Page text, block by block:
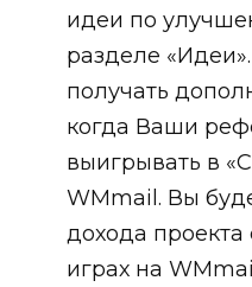
идеи по
разделе
получать
когда Ваши
выигрывать в
WMmail. Вы
дохода
играх на